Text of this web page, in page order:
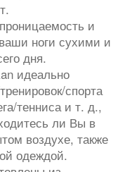
и
ноги сухими и
дня.
идеально
спорта
тенниса и т. д.,
ли Вы в
воздухе, также
одеждой.